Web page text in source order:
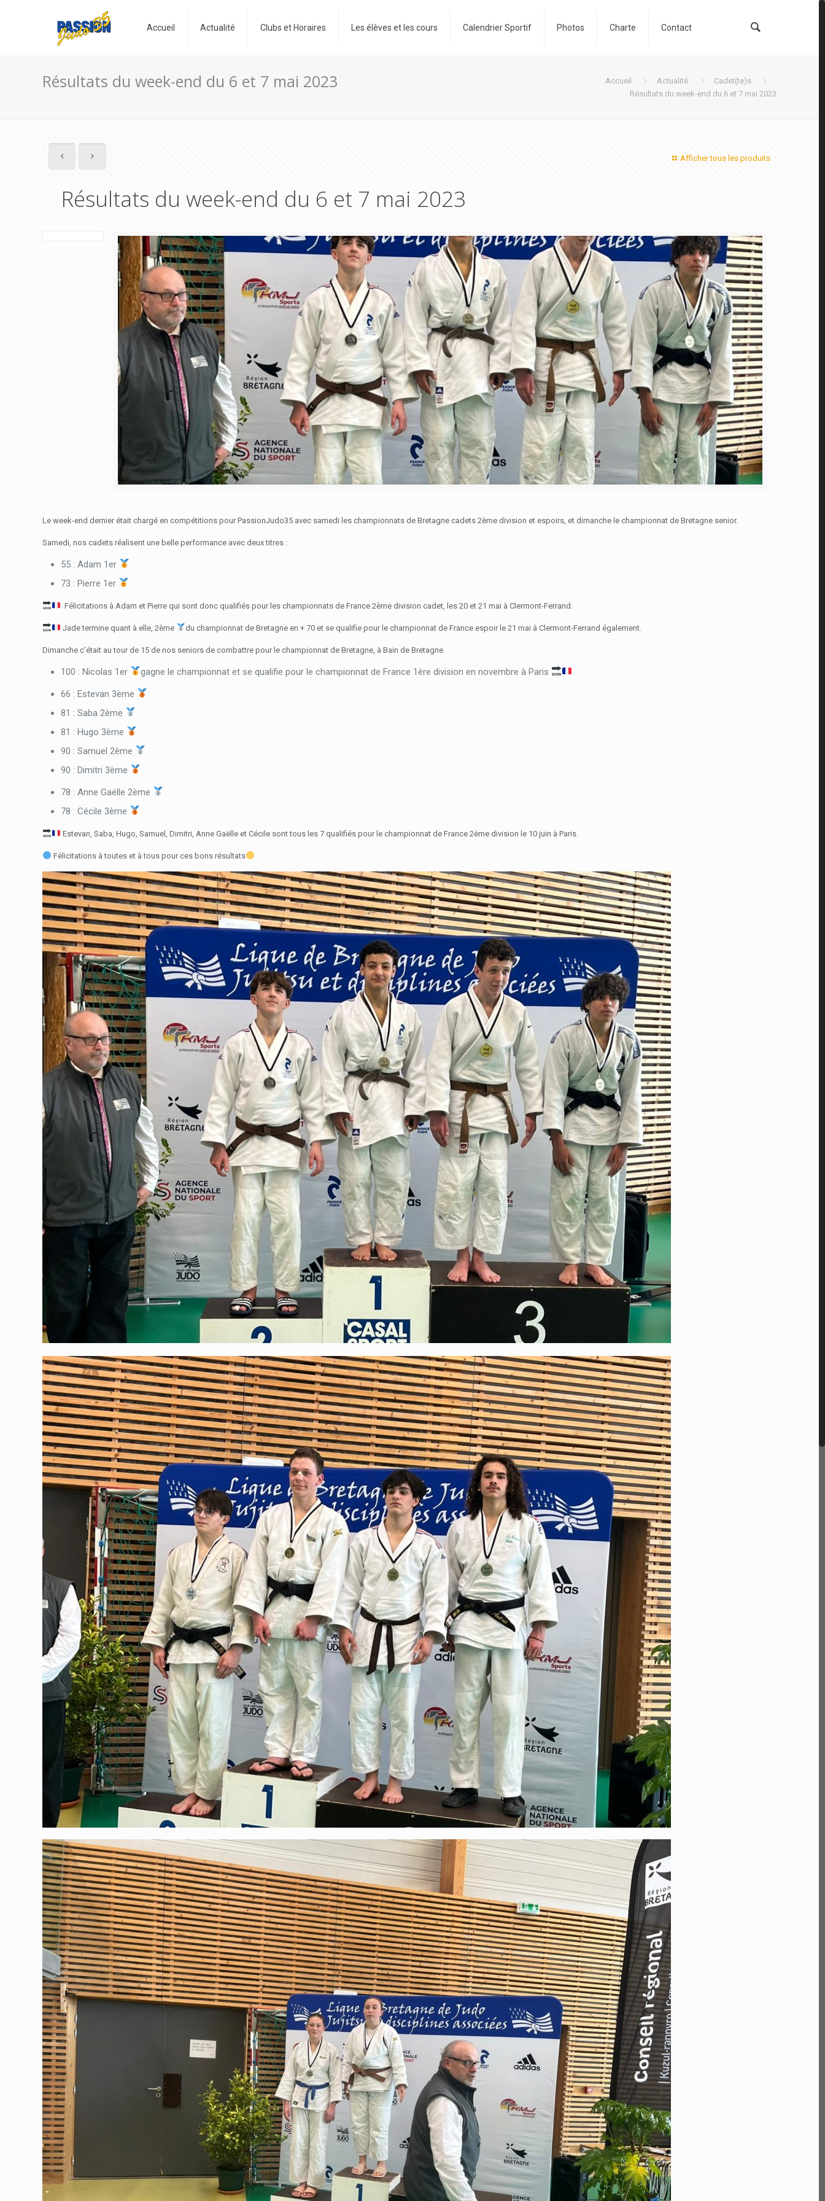
Accueil Actualité Clubs et Horaires Les élèves et les cours Calendrier Sportif Photos Charte Contact
Résultats du week-end du 6 et 7 mai 2023 Accueil Actualité
Cadet(te)s
Résultats du week-end du 6 et 7 mai 2023
Afficher tous les produits
Résultats du week-end du 6 et 7 mai 2023
Le week-end dernier était chargé en compétitions pour PassionJudo35 avec samedi les championnats de Bretagne cadets 2ème division et espoirs, et dimanche le championnat de Bretagne senior.
Samedi, nos cadets réalisent une belle performance avec deux titres :
55 : Adam 1er
73 : Pierre 1er
Félicitations à Adam et Pierre qui sont donc qualifiés pour les championnats de France 2ème division cadet, les 20 et 21 mai à Clermont-Ferrand.
Jade termine quant à elle, 2ème du championnat de Bretagne en + 70 et se qualifie pour le championnat de France espoir le 21 mai à Clermont-Ferrand également.
Dimanche c’était au tour de 15 de nos seniors de combattre pour le championnat de Bretagne, à Bain de Bretagne.
100 : Nicolas 1er
gagne le championnat et se qualifie pour le championnat de France 1ère division en novembre à Paris
66 : Estevan 3ème
81 : Saba 2ème
81 : Hugo 3ème
90 : Samuel 2ème
90 : Dimitri 3ème
78 : Anne Gaëlle 2ème
78 : Cécile 3ème
Estevan, Saba, Hugo, Samuel, Dimitri, Anne Gaëlle et Cécile sont tous les 7 qualifiés pour le championnat de France 2ème division le 10 juin à Paris.
Félicitations à toutes et à tous pour ces bons résultats